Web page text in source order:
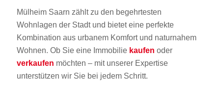
Mülheim Saarn zählt zu den begehrtesten
Wohnlagen der Stadt und bietet eine perfekte
Kombination aus urbanem Komfort und naturnahem
Wohnen. Ob Sie eine Immobilie kaufen oder
verkaufen möchten – mit unserer Expertise
unterstützen wir Sie bei jedem Schritt.